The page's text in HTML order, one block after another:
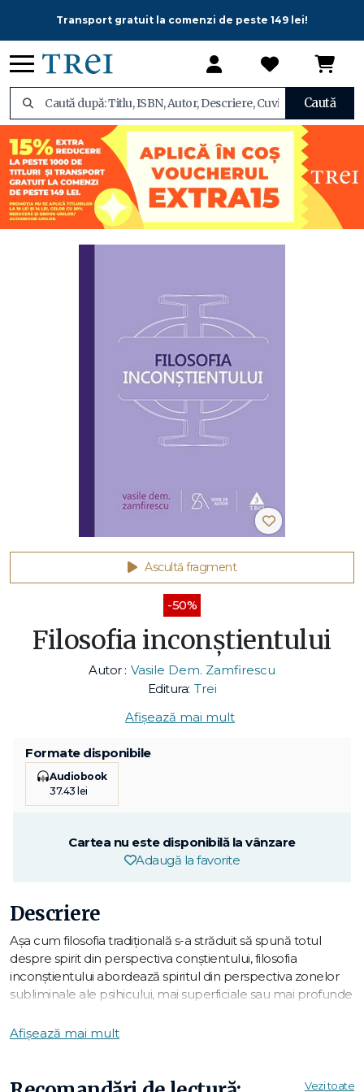
Transport gratuit la comenzi de peste 149 lei!
Caută
Ascultă fragment
-50%
Filosofia inconștientului
Autor : Vasile Dem. Zamfirescu
Editura: Trei
Afișează mai mult
Formate disponibile
Audiobook
37.43 lei
Cartea nu este disponibilă la vânzare
Adaugă la favorite
Descriere
Așa cum filosofia tradițională s-a străduit să spună totul
despre spirit din perspectiva conștientului, filosofia
inconștientului abordează spiritul din perspectiva zonelor
subliminale ale psihicului, mai superficiale sau mai profunde
ideile structurante: „spiritul este impur" și „există spirit
este consubstanțială spiritului". În măsura în care
Afișează mai mult
Vezi toate